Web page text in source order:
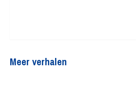
Meer verhalen